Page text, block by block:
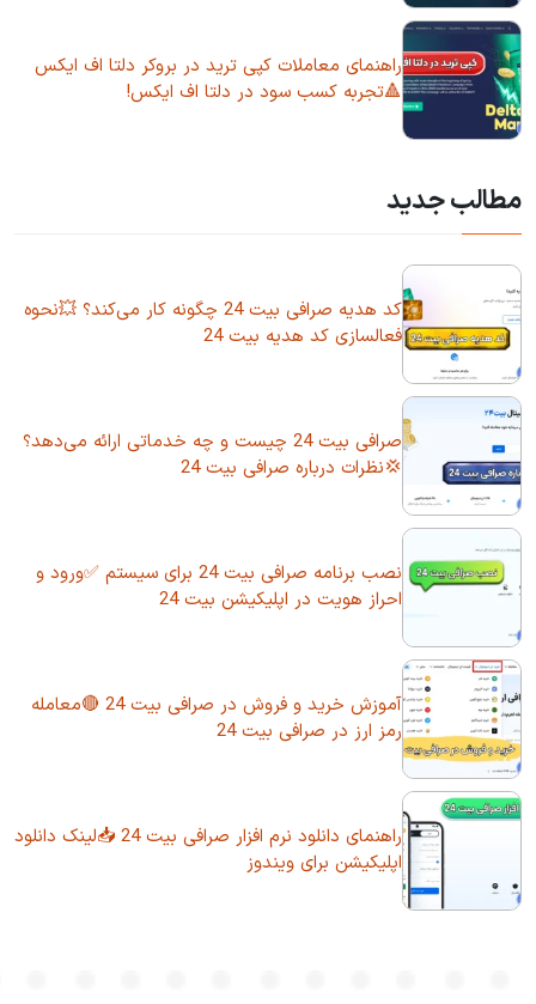
راهنمای معاملات کپی ترید در بروکر دلتا اف ایکس
🔺تجربه کسب سود در دلتا اف ایکس!
مطالب جدید
کد هدیه صرافی بیت 24 چگونه کار می‌کند؟ 💥نحوه
فعالسازی کد هدیه بیت 24
صرافی بیت 24 چیست و چه خدماتی ارائه می‌دهد؟
💢نظرات درباره صرافی بیت 24
نصب برنامه صرافی بیت 24 برای سیستم ✅ورود و
احراز هویت در اپلیکیشن بیت 24
آموزش خرید و فروش در صرافی بیت 24 🔴معامله
رمز ارز در صرافی بیت 24
راهنمای دانلود نرم افزار صرافی بیت 24 📥لینک دانلود
اپلیکیشن برای ویندوز